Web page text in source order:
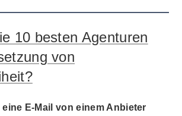
10 besten Agenturen
von
E-Mail von einem Anbieter